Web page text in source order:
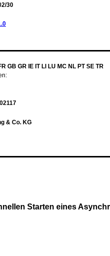
30
GB GR IE IT LI LU MC NL PT SE TR
& Co. KG
Starten eines